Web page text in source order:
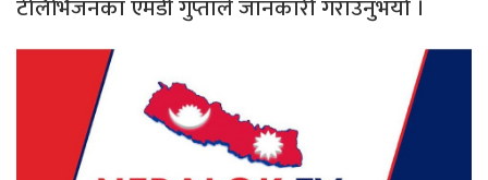
टेलिभिजनका एमडी गुप्ताले जानकारी गराउनुभयो ।